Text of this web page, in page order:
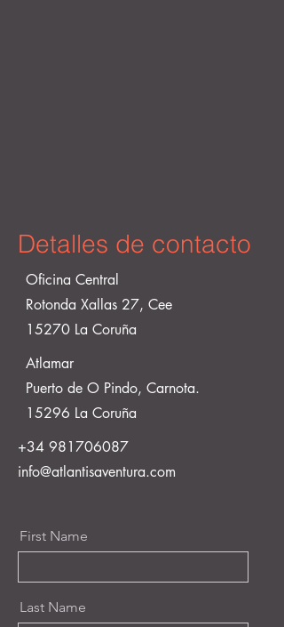
Detalles de contacto
Oficina Central
Rotonda Xallas 27, Cee
15270 La Coruña
Atlamar
Puerto de O Pindo, Carnota.
15296 La Coruña
+34 981706087
info@atlantisaventura.com
First Name
Last Name